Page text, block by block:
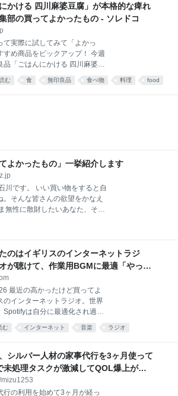
かける 四川麻婆豆腐」が本格的な痺れ
部の買ってよかったもの - ソレドコ
て実際に試してみて「よかっ
すめ商品をピックアップ！ 今週
「ごはんにかける 四川麻婆豆
ます。暑くて料理が億劫な日
さい。特に夏は外出するのも調
。そんなときでも、手軽に本格
がこちらの商品です。 熱湯で約
子レンジであたためる場合は
にかけるだけ。初めて食べたと
む 食 無印良品 食べ物 料理 food
よかったもの」一挙紹介します
川です。 いい買い物をすると自
そんな皆さんの欲望をかなえ
無性に散財したいあなた、そん
々人類にもたらされる癒しのひ
Amazonが7/13(月)いっぱいま
型セール中（現在は先行セー
た方はどしどしお買い求めく
のリンクからご購入いただくと
され運営費になります。あり
のはイギリスのインターネットラジ
が聴けて、作業用BGMに最適「やっぱ
この質感で鎮座してくれるのがいい」
最近の高かったけど買ってよ
のインターネットラジオ。世界
は自分に最適化され過ぎ
かと一緒に音楽が流れてくる。
Qf4rbfrpij 2026-06-28
む インターネット 音楽 ラジオ
シルバー人材の家事代行を3ヶ月使って
未処理タスクが激減してQOL爆上がり
行の利用を始めて3ヶ月が経っ